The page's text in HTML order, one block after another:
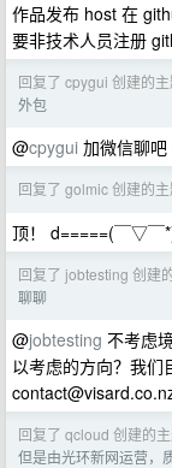
作品发布 host 在
要非技术人员注册
回复了 cpygui 创建的
外包
@cpygui 加微信聊
回复了 golmic 创建的
顶！ d=====(￣▽￣
回复了 jobtesting 创建
聊聊
@jobtesting 不考虑
以考虑的方向？我们
回复了 qcloud 创建的
但是由光环新网运营，